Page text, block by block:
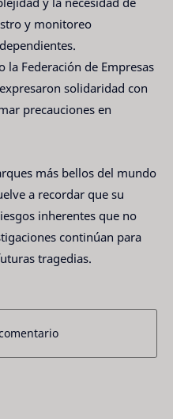
y monitoreo
la Federación de Empresas
solidaridad con
precauciones en
más bellos del mundo
a recordar que su
inherentes que no
continúan para
tragedias.